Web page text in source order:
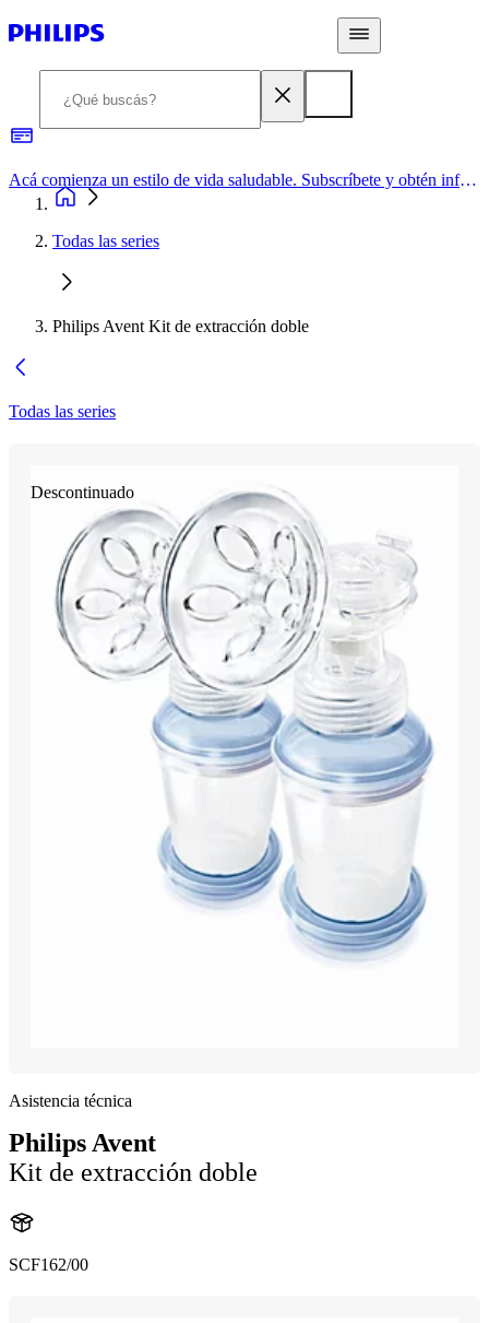
Acá comienza un estilo de vida saludable. Subscríbete y obtén información de primera mano
Todas las series
Philips Avent Kit de extracción doble
Todas las series
Descontinuado
Asistencia técnica
Philips Avent
Kit de extracción doble
SCF162/00